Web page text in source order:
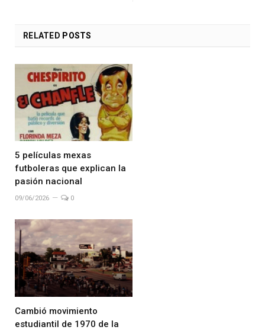
RELATED POSTS
5 películas mexas
futboleras que explican la
pasión nacional
09/06/2026 0
Cambió movimiento
estudiantil de 1970 de la